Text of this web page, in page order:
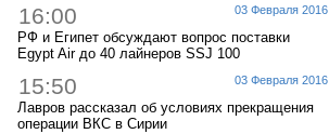
03 Февраля 2016
16:00
РФ и Египет обсуждают вопрос поставки
Egypt Air до 40 лайнеров SSJ 100
03 Февраля 2016
15:50
Лавров рассказал об условиях прекращения
операции ВКС в Сирии